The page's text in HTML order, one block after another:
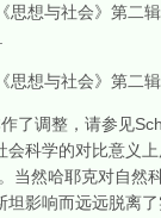
与社会》第二
想与社会》第二
调整，请参见
科学的对比意义
当然哈耶克对自
影响而远远脱离